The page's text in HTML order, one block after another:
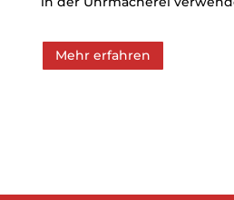
Mehr erfahren